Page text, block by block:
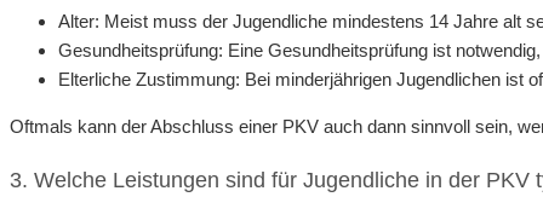
Alter: Meist muss der Jugendliche mindestens 14 Jahre alt
Gesundheitsprüfung: Eine Gesundheitsprüfung ist
Elterliche Zustimmung: Bei minderjährigen Jugendlichen ist
Oftmals kann der Abschluss einer PKV auch dann sinnvoll sein,
3. Welche Leistungen sind für Jugendliche in der PKV